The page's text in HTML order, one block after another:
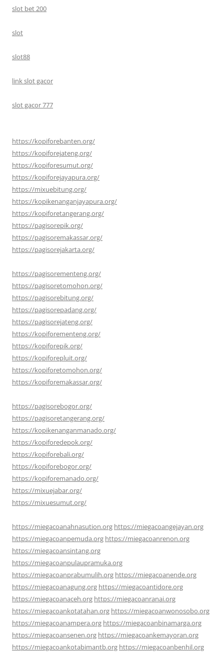
slot bet 200
slot
slot88
link slot gacor
slot gacor 777
https://kopiforebanten.org/
https://kopiforejateng.org/
https://kopiforesumut.org/
https://kopiforejayapura.org/
https://mixuebitung.org/
https://kopikenanganjayapura.org/
https://kopiforetangerang.org/
https://pagisorepik.org/
https://pagisoremakassar.org/
https://pagisorejakarta.org/
https://pagisorementeng.org/
https://pagisoretomohon.org/
https://pagisorebitung.org/
https://pagisorepadang.org/
https://pagisorejateng.org/
https://kopiforementeng.org/
https://kopiforepik.org/
https://kopiforepluit.org/
https://kopiforetomohon.org/
https://kopiforemakassar.org/
https://pagisorebogor.org/
https://pagisoretangerang.org/
https://kopikenanganmanado.org/
https://kopiforedepok.org/
https://kopiforebali.org/
https://kopiforebogor.org/
https://kopiforemanado.org/
https://mixuejabar.org/
https://mixuesumut.org/
https://miegacoanahnasution.org https://miegacoangejayan.org
https://miegacoanpemuda.org https://miegacoanrenon.org
https://miegacoansintang.org
https://miegacoanpulaupramuka.org
https://miegacoanprabumulih.org https://miegacoanende.org
https://miegacoanagung.org https://miegacoantidore.org
https://miegacoanaceh.org https://miegacoanranai.org
https://miegacoankotatahan.org https://miegacoanwonosobo.org
https://miegacoanampera.org https://miegacoanbinamarga.org
https://miegacoansenen.org https://miegacoankemayoran.org
https://miegacoankotabimantb.org https://miegacoanbenhil.org